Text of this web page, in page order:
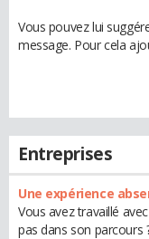
Vous pouvez lui
message. Pour cela
Entreprises
Une expérience
Vous avez travaillé
pas dans son parcours